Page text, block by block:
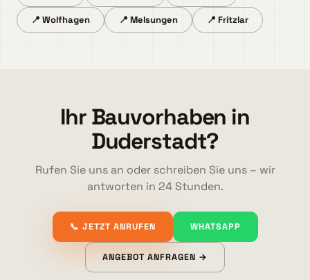
📍 Wolfhagen 📍 Melsungen 📍 Fritzlar
Ihr Bauvorhaben in
Duderstadt?
Rufen Sie uns an oder schreiben Sie uns – wir
antworten in 24 Stunden.
📞 JETZT ANRUFEN WHATSAPP
ANGEBOT ANFRAGEN →